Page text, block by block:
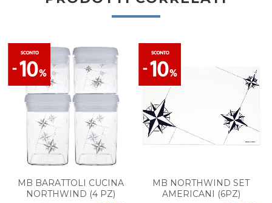
MB BARATTOLI CUCINA
NORTHWIND (4 PZ)
MB NORTHWIND SET
AMERICANI (6PZ)